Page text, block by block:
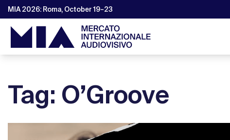
MIA 2026: Roma, October 19–23
Tag: O’Groove